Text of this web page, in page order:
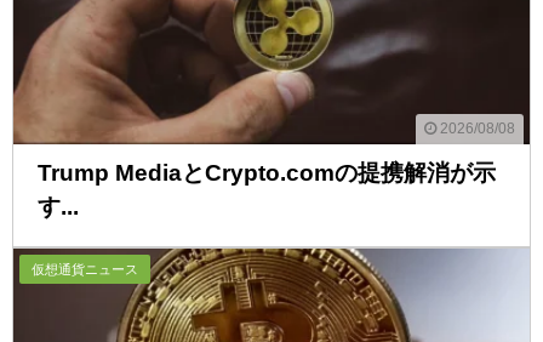
2026/08/08
Trump MediaとCrypto.comの提携解消が示
す...
仮想通貨ニュース